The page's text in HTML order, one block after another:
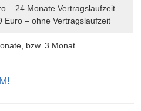
– 24 Monate Vertragslaufzeit
Euro – ohne Vertragslaufzeit
bzw. 3 Monat